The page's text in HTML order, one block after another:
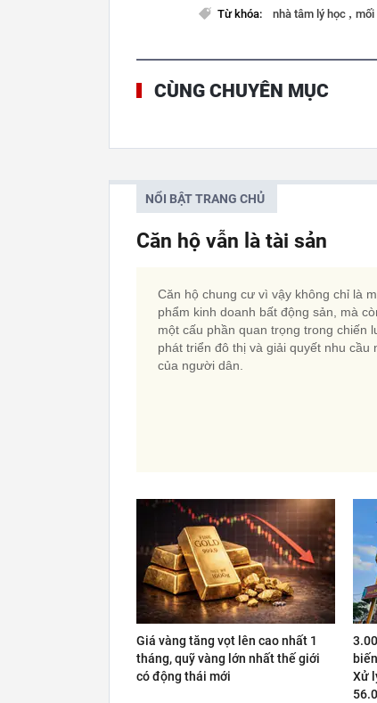
Từ khóa: nhà tâm lý học , mối
CÙNG CHUYÊN MỤC
NỔI BẬT TRANG CHỦ
Căn hộ vẫn là tài sản
Căn hộ chung cư vì vậy không chỉ là
phẩm kinh doanh bất động sản, mà
một cấu phần quan trọng trong chiến
phát triển đô thị và giải quyết nhu cầu
của người dân.
Giá vàng tăng vọt lên cao nhất 1
tháng, quỹ vàng lớn nhất thế giới
có động thái mới
Xử